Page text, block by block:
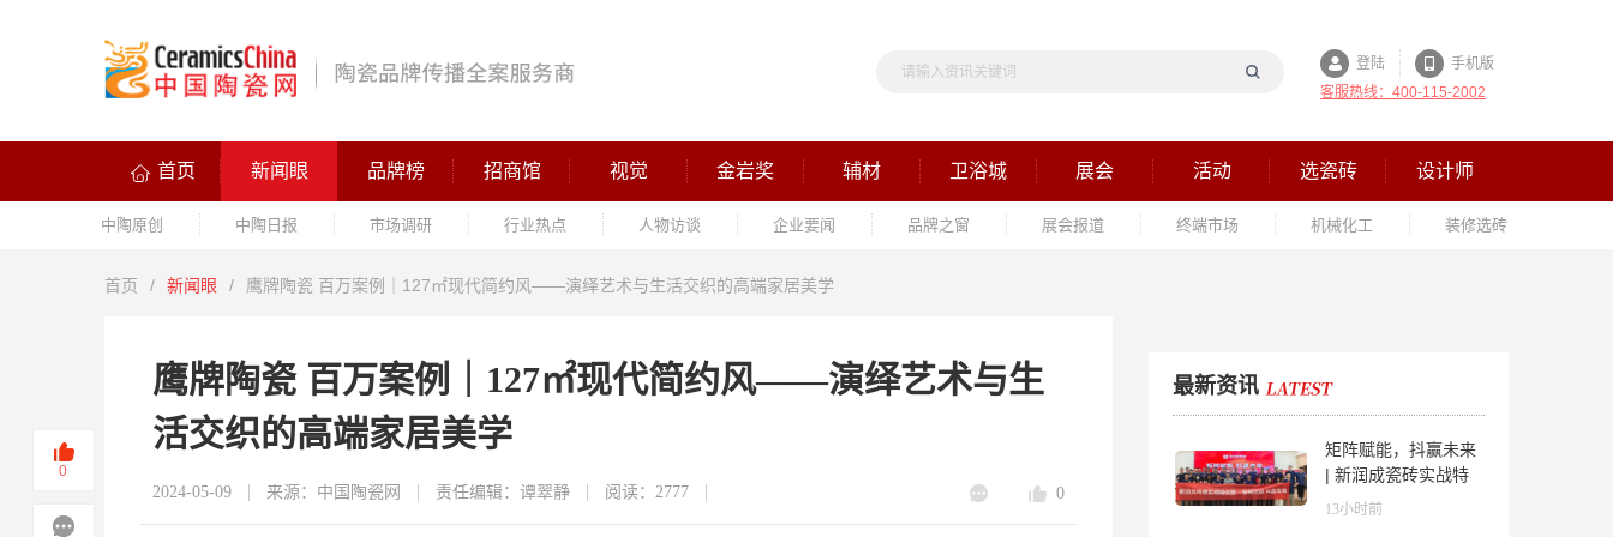
登陆
手机版
客服热线：400-115-2002
首页 新闻眼 品牌榜 招商馆 视觉 金岩奖 辅材 卫浴城 展会 活动 选瓷砖 设计师
中陶原创 中陶日报 市场调研 行业热点 人物访谈 企业要闻 品牌之窗 展会报道 终端市场 机械化工 装修选砖
首页 / 新闻眼 / 鹰牌陶瓷 百万案例｜127㎡现代简约风——演绎艺术与生活交织的高端家居美学
鹰牌陶瓷 百万案例｜127㎡现代简约风——演绎艺术与生
活交织的高端家居美学
2024-05-09 来源：中国陶瓷网 责任编辑：谭翠静 阅读：2777 0
最新资讯
矩阵赋能，抖赢未来
| 新润成瓷砖实战特
训营成功举办，吹响
13小时前
0